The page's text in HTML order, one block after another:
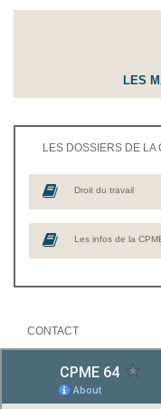
LES
LES DOSSIERS DE LA
Droit du travail
Les infos de la
CONTACT